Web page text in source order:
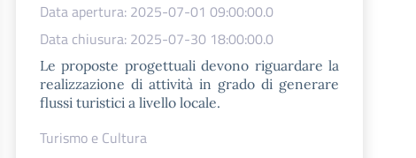
Data apertura: 2025-07-01 09:00:00.0
Data chiusura: 2025-07-30 18:00:00.0
Le proposte progettuali devono riguardare la
realizzazione di attività in grado di generare
flussi turistici a livello locale.
Turismo e Cultura